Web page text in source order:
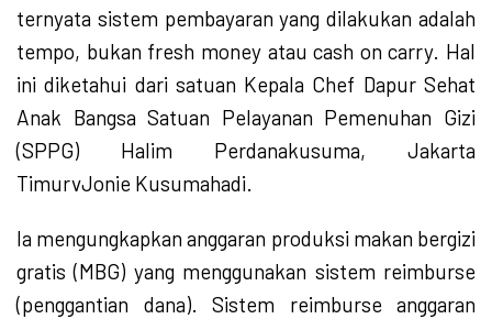
ternyata sistem pembayaran yang dilakukan adalah
tempo, bukan fresh money atau cash on carry. Hal
ini diketahui dari satuan Kepala Chef Dapur Sehat
Anak Bangsa Satuan Pelayanan Pemenuhan Gizi
(SPPG) Halim Perdanakusuma, Jakarta
TimurvJonie Kusumahadi.
Ia mengungkapkan anggaran produksi makan bergizi
gratis (MBG) yang menggunakan sistem reimburse
(penggantian dana). Sistem reimburse anggaran